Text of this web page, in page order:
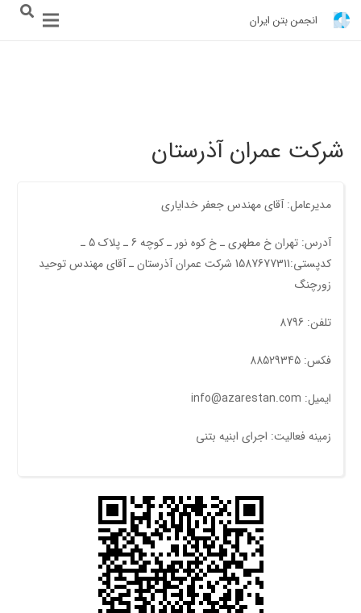
انجمن بتن ایران
شرکت عمران آذرستان
مدیرعامل: آقای مهندس جعفر خدایاری
آدرس: تهران خ مطهری ـ خ کوه نور ـ کوچه 6 ـ پلاک 5 ـ
کدپستی:1587677311 شرکت عمران آذرستان ـ آقای مهندس توحید
زورچنگ
تلفن: 8796
فکس: 88529345
ایمیل: info@azarestan.com
زمینه فعالیت: اجرای ابنیه بتنی